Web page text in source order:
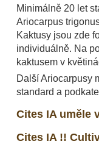
Minimálně 20 let
Ariocarpus
Kaktusy jsou zde
individuálně. Na
kaktusem v
Další Ariocarpusy
standard a
Cites IA uměle
Cites IA !!